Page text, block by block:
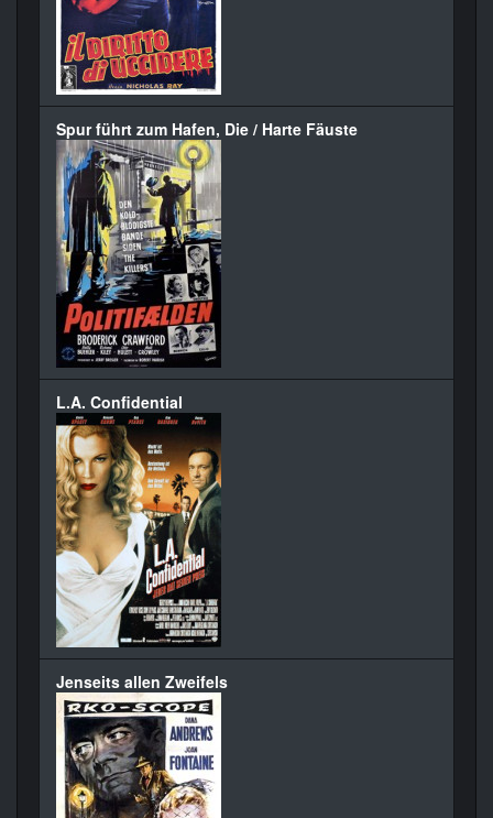
Spur führt zum Hafen, Die / Harte Fäuste
L.A. Confidential
Jenseits allen Zweifels